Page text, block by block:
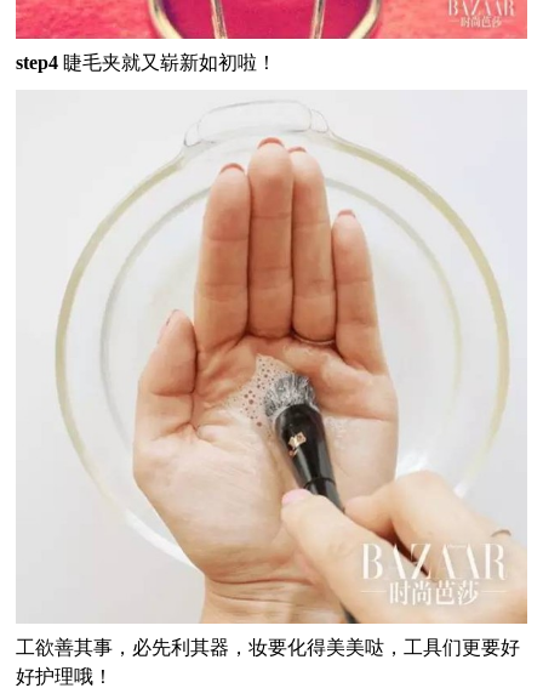
step4 睫毛夹就又崭新如初啦！
工欲善其事，必先利其器，妆要化得美美哒，工具们更要好
好护理哦！